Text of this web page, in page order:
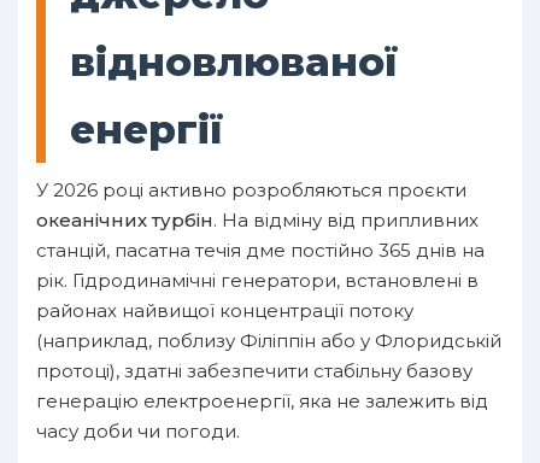
відновлюваної
енергії
У 2026 році активно розробляються проєкти
океанічних турбін. На відміну від припливних
станцій, пасатна течія дме постійно 365 днів на
рік. Гідродинамічні генератори, встановлені в
районах найвищої концентрації потоку
(наприклад, поблизу Філіппін або у Флоридській
протоці), здатні забезпечити стабільну базову
генерацію електроенергії, яка не залежить від
часу доби чи погоди.